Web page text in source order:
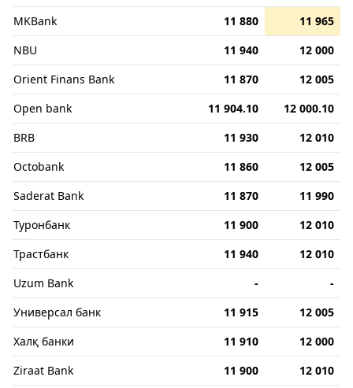
MKBank
11 880
11 965
NBU
11 940
12 000
Orient Finans Bank
11 870
12 005
Open bank
11 904.10
12 000.10
BRB
11 930
12 010
Octobank
11 860
12 005
Saderat Bank
11 870
11 990
Туронбанк
11 900
12 010
Трастбанк
11 940
12 010
Uzum Bank
-
-
Универсал банк
11 915
12 005
Халқ банки
11 910
12 000
Ziraat Bank
11 900
12 010